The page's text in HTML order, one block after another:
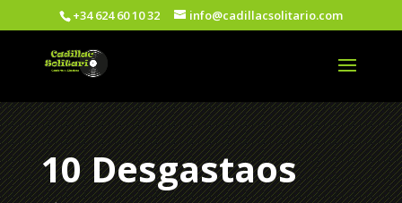
+34 624 60 10 32 info@cadillacsolitario.com
10 Desgastaos